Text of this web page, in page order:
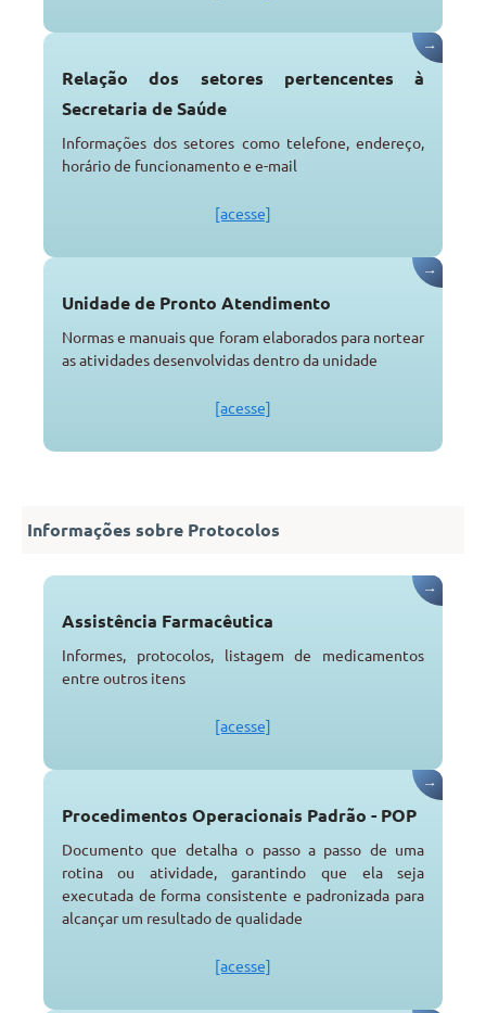
Relação dos setores pertencentes à
Secretaria de Saúde
Informações dos setores como telefone, endereço,
horário de funcionamento e e-mail
[acesse]
→
Unidade de Pronto Atendimento
Normas e manuais que foram elaborados para nortear
as atividades desenvolvidas dentro da unidade
[acesse]
→
Informações sobre Protocolos
Assistência Farmacêutica
Informes, protocolos, listagem de medicamentos
entre outros itens
[acesse]
→
Procedimentos Operacionais Padrão - POP
Documento que detalha o passo a passo de uma
rotina ou atividade, garantindo que ela seja
executada de forma consistente e padronizada para
alcançar um resultado de qualidade
[acesse]
→